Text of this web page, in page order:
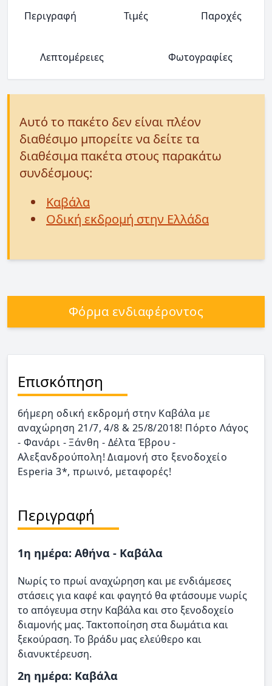
Περιγραφή Τιμές Παροχές
Λεπτομέρειες Φωτογραφίες
Αυτό το πακέτο δεν είναι πλέον
διαθέσιμο μπορείτε να δείτε τα
διαθέσιμα πακέτα στους παρακάτω
συνδέσμους:
Καβάλα
Οδική εκδρομή στην Ελλάδα
Φόρμα ενδιαφέροντος
Επισκόπηση
6ήμερη οδική εκδρομή στην Καβάλα με
αναχώρηση 21/7, 4/8 & 25/8/2018! Πόρτο Λάγος
- Φανάρι - Ξάνθη - Δέλτα Έβρου -
Αλεξανδρούπολη! Διαμονή στο ξενοδοχείο
Esperia 3*, πρωινό, μεταφορές!
Περιγραφή
1η ημέρα: Αθήνα - Καβάλα
Νωρίς το πρωί αναχώρηση και με ενδιάμεσες
στάσεις για καφέ και φαγητό θα φτάσουμε νωρίς
το απόγευμα στην Καβάλα και στο ξενοδοχείο
διαμονής μας. Τακτοποίηση στα δωμάτια και
ξεκούραση. Το βράδυ μας ελεύθερο και
διανυκτέρευση.
2η ημέρα: Καβάλα